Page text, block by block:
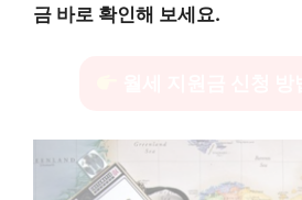
금 바로 확인해 보세요.